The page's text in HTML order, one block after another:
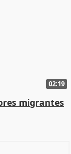
02:19
migrantes